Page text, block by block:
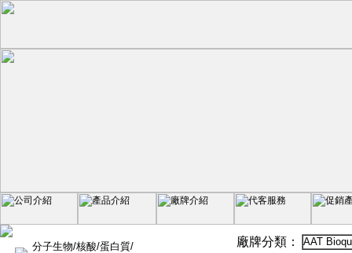
分子生物/核酸/蛋白質/
廠牌分類： AAT